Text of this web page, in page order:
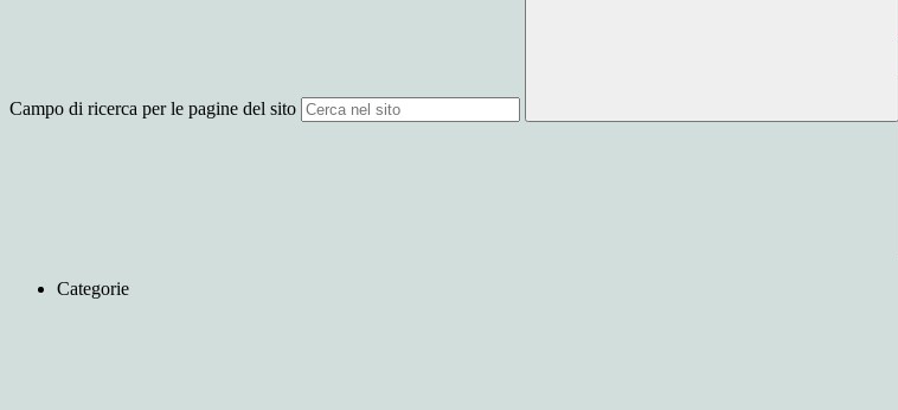
Campo di ricerca per le pagine del sito
Categorie